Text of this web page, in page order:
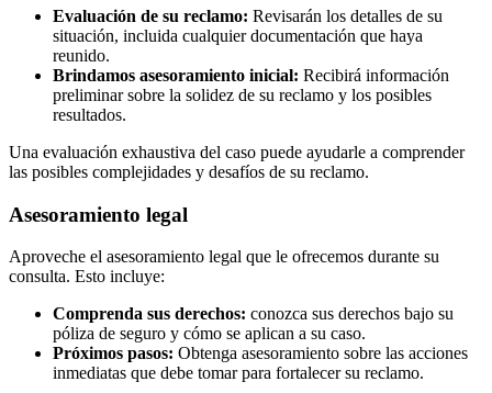
Evaluación de su reclamo: Revisarán los detalles de su
situación, incluida cualquier documentación que haya
reunido.
Brindamos asesoramiento inicial: Recibirá información
preliminar sobre la solidez de su reclamo y los posibles
resultados.
Una evaluación exhaustiva del caso puede ayudarle a comprender
las posibles complejidades y desafíos de su reclamo.
Asesoramiento legal
Aproveche el asesoramiento legal que le ofrecemos durante su
consulta. Esto incluye:
Comprenda sus derechos: conozca sus derechos bajo su
póliza de seguro y cómo se aplican a su caso.
Próximos pasos: Obtenga asesoramiento sobre las acciones
inmediatas que debe tomar para fortalecer su reclamo.